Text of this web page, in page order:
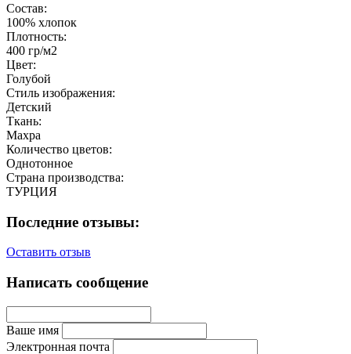
Состав:
100% хлопок
Плотность:
400 гр/м2
Цвет:
Голубой
Стиль изображения:
Детский
Ткань:
Махра
Количество цветов:
Однотонное
Страна производства:
ТУРЦИЯ
Последние отзывы:
Оставить отзыв
Написать сообщение
Ваше имя
Электронная почта